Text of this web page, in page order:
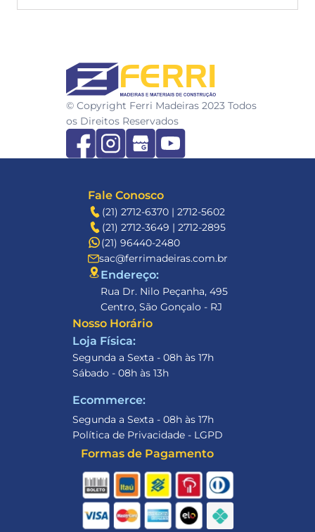
FERRI
© Copyright Ferri Madeiras 2023 Todos
os Direitos Reservados
Fale Conosco
(21) 2712-6370 | 2712-5602
(21) 2712-3649 | 2712-2895
(21) 96440-2480
sac@ferrimadeiras.com.br
Endereço:
Rua Dr. Nilo Peçanha, 495
Centro, São Gonçalo - RJ
Nosso Horário
Loja Física:
Segunda a Sexta - 08h às 17h
Sábado - 08h às 13h
Ecommerce:
Segunda a Sexta - 08h às 17h
Política de Privacidade - LGPD
Formas de Pagamento